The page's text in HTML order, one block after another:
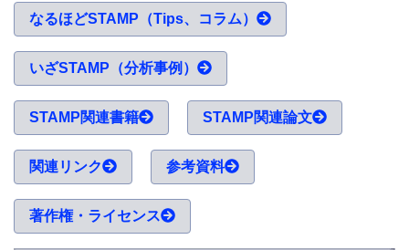
なるほどSTAMP（Tips、コラム）
いざSTAMP（分析事例）
STAMP関連書籍 STAMP関連論文
関連リンク 参考資料
著作権・ライセンス